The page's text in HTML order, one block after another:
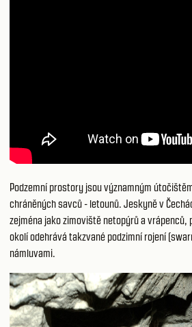
Podzemní prostory jsou významným
chráněných savců - letounů. Jeskyně v
zejména jako zimoviště netopýrů a vrápenců,
okolí odehrává takzvané podzimní rojení
námluvami.